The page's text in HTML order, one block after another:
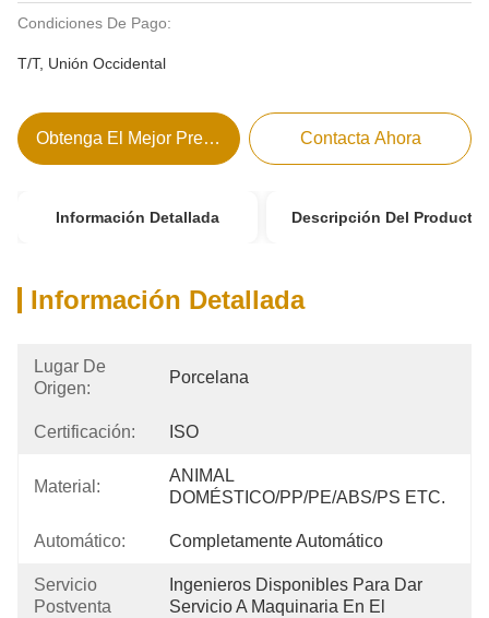
Condiciones De Pago:
T/T, Unión Occidental
Obtenga El Mejor Precio Contacta Ahora
Información Detallada Descripción Del Producto
Información Detallada
Lugar De
Origen:
Porcelana
Certificación: ISO
Material:
ANIMAL
DOMÉSTICO/PP/PE/ABS/PS ETC.
Automático: Completamente Automático
Servicio
Postventa
Ingenieros Disponibles Para Dar
Servicio A Maquinaria En El